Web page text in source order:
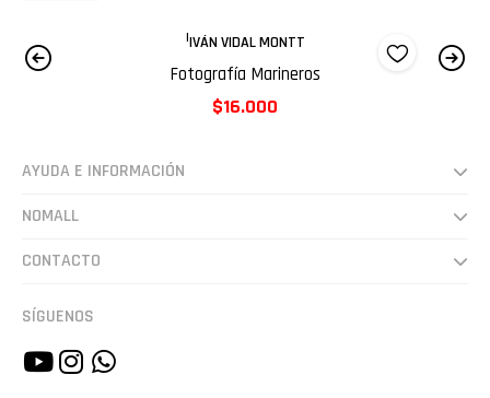
|IVÁN VIDAL MONTT
Fotografía Marineros
$16.000
AYUDA E INFORMACIÓN
Despachos
NOMALL
Somos
Vende en NoMall.cl
Estudio Lucha 🔥
CONTACTO
SÍGUENOS